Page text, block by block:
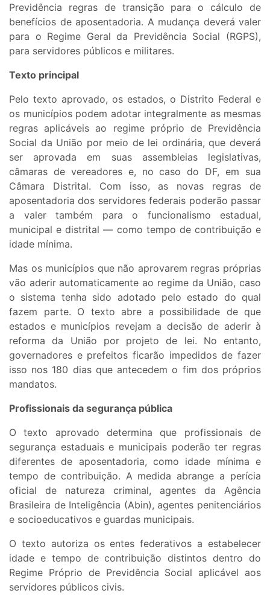
Previdência regras de transição para o cálculo de
benefícios de aposentadoria. A mudança deverá valer
para o Regime Geral da Previdência Social (RGPS),
para servidores públicos e militares.
Texto principal
Pelo texto aprovado, os estados, o Distrito Federal e
os municípios podem adotar integralmente as mesmas
regras aplicáveis ao regime próprio de Previdência
Social da União por meio de lei ordinária, que deverá
ser aprovada em suas assembleias legislativas,
câmaras de vereadores e, no caso do DF, em sua
Câmara Distrital. Com isso, as novas regras de
aposentadoria dos servidores federais poderão passar
a valer também para o funcionalismo estadual,
municipal e distrital — como tempo de contribuição e
idade mínima.
Mas os municípios que não aprovarem regras próprias
vão aderir automaticamente ao regime da União, caso
o sistema tenha sido adotado pelo estado do qual
fazem parte. O texto abre a possibilidade de que
estados e municípios revejam a decisão de aderir à
reforma da União por projeto de lei. No entanto,
governadores e prefeitos ficarão impedidos de fazer
isso nos 180 dias que antecedem o fim dos próprios
mandatos.
Profissionais da segurança pública
O texto aprovado determina que profissionais de
segurança estaduais e municipais poderão ter regras
diferentes de aposentadoria, como idade mínima e
tempo de contribuição. A medida abrange a perícia
oficial de natureza criminal, agentes da Agência
Brasileira de Inteligência (Abin), agentes penitenciários
e socioeducativos e guardas municipais.
O texto autoriza os entes federativos a estabelecer
idade e tempo de contribuição distintos dentro do
Regime Próprio de Previdência Social aplicável aos
servidores públicos civis.